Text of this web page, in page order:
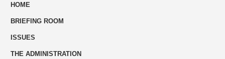
HOME
BRIEFING ROOM
ISSUES
THE ADMINISTRATION